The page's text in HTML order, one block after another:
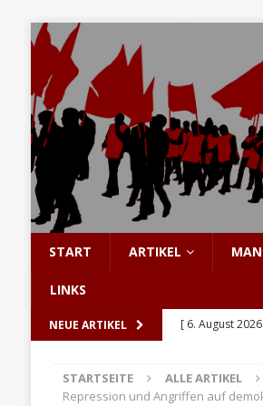
START ARTIKEL
LINKS
NEUE ARTIKEL [ 6. August
[ 5. August 2026 ]
STARTSEITE ALLE ARTIKEL
Repression und Angriffen auf